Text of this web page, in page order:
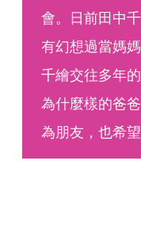
會。日前田中
有幻想過當媽
千繪交往多年
為什麼樣的爸
為朋友，也希